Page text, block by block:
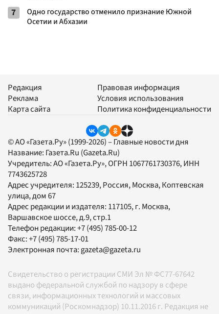
7
Одно государство отменило признание Южной
Осетии и Абхазии
Редакция
Реклама
Карта сайта
Правовая информация
Условия использования
Политика конфиденциальности
© АО «Газета.Ру» (1999-2026) – Главные новости дня
Название: Газета.Ru (Gazeta.Ru)
Учредитель:АО «Газета.Ру», ОГРН 1067761730376, ИНН
7743625728
Адрес учредителя: 125239, Россия, Москва, Коптевская
улица, дом 67
Адрес редакции и издателя: 117105, г. Москва,
Варшавское шоссе, д.9, стр.1
Телефон редакции:+7 (495) 785-00-12
Факс:+7 (495) 785-17-01
Электронная почта: gazeta@gazeta.ru
Свидетельство о регистрации СМИ Эл № ФС77-67642
выдано федеральной службой по надзору в сфере
связи, информационных технологий и массовых
коммуникаций (Роскомнадзор) 10.11.2016 г. Редакция не